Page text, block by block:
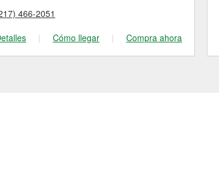
466-2051
| Cómo llegar | Compra ahora